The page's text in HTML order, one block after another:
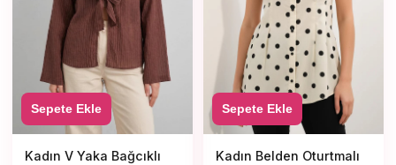
Sepete Ekle
Kadın V Yaka Bağcıklı
Sepete Ekle
Kadın Belden Oturtmalı